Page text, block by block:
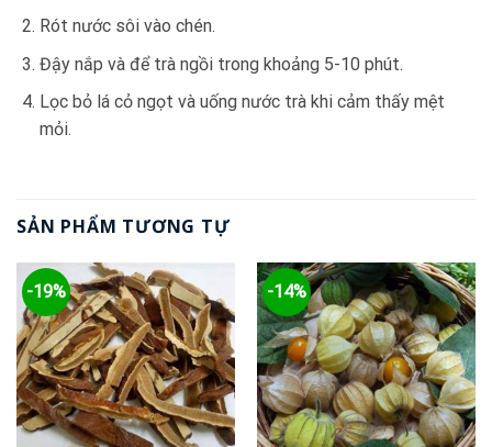
Rót nước sôi vào chén.
Đậy nắp và để trà ngồi trong khoảng 5-10 phút.
Lọc bỏ lá cỏ ngọt và uống nước trà khi cảm thấy mệt
mỏi.
SẢN PHẨM TƯƠNG TỰ
-19% -14%